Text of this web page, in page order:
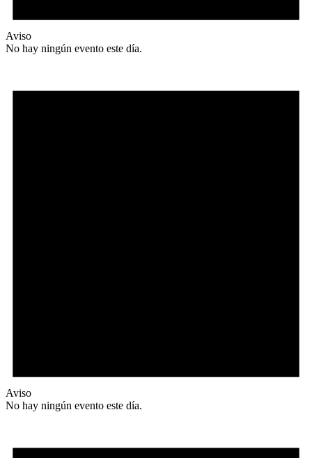
Aviso
No hay ningún evento este día.
Aviso
No hay ningún evento este día.